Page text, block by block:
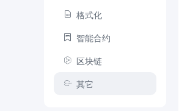
格式化
智能合约
区块链
其它